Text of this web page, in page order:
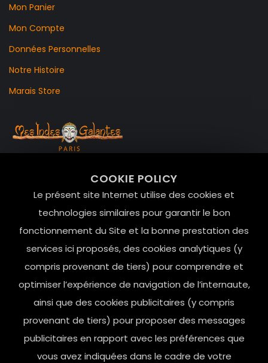
COOKIE POLICY
Le présent site Internet utilise des cookies et
technologies similaires pour garantir le bon
fonctionnement du Site et la bonne prestation des
services ici proposés, des cookies analytiques (y
compris provenant de tiers) pour comprendre et
optimiser l’expérience de navigation de l’internaute,
ainsi que des cookies publicitaires (y compris
provenant de tiers) pour proposer des messages
publicitaires en rapport avec les préférences que
vous avez indiquées dans le cadre de votre
Mon Panier
Mon Compte
Données Personnelles
Notre Histoire
Marais Store
Le Marais, 75004 Paris
contact@mesindesgalantes.com
01.42.72.42.51